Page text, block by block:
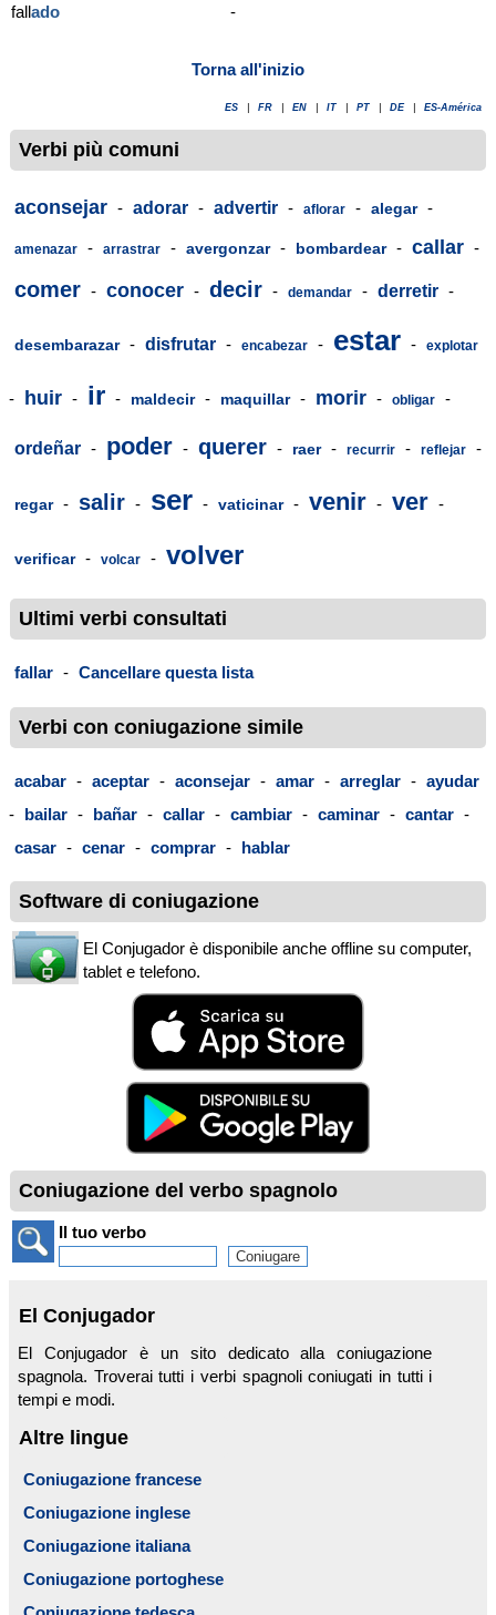
fallado -
Torna all'inizio
ES FR EN IT PT DE ES-América
Verbi più comuni
aconsejar - adorar - advertir - aflorar - alegar -
amenazar - arrastrar - avergonzar - bombardear - callar -
comer - conocer - decir - demandar - derretir -
desembarazar - disfrutar - encabezar - estar - explotar
- huir - ir - maldecir - maquillar - morir - obligar -
ordeñar - poder - querer - raer - recurrir - reflejar -
regar - salir - ser - vaticinar - venir - ver -
verificar - volcar - volver
Ultimi verbi consultati
fallar - Cancellare questa lista
Verbi con coniugazione simile
acabar - aceptar - aconsejar - amar - arreglar - ayudar
- bailar - bañar - callar - cambiar - caminar - cantar -
casar - cenar - comprar - hablar
Software di coniugazione
El Conjugador è disponibile anche offline su computer,
tablet e telefono.
Coniugazione del verbo spagnolo
Il tuo verbo
El Conjugador
El Conjugador è un sito dedicato alla coniugazione
spagnola. Troverai tutti i verbi spagnoli coniugati in tutti i
tempi e modi.
Altre lingue
Coniugazione francese
Coniugazione inglese
Coniugazione italiana
Coniugazione portoghese